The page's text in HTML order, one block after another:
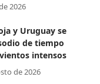
2026
y Uruguay se
de tiempo
intensos
de 2026